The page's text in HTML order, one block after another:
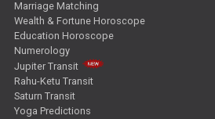
Marriage Matching
Wealth & Fortune Horoscope
Education Horoscope
Numerology
Jupiter Transit
Rahu-Ketu Transit
Saturn Transit
Yoga Predictions